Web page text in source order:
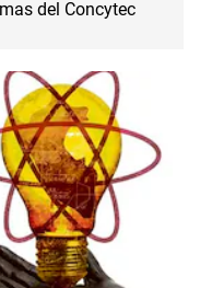
del Concytec